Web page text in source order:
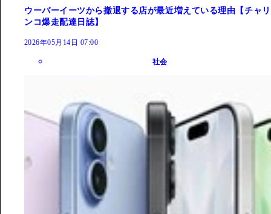
ウーバーイーツから撤退する店が最近増えている理由【チャリ
ンコ爆走配達日誌】
2026年05月14日 07:00
社会